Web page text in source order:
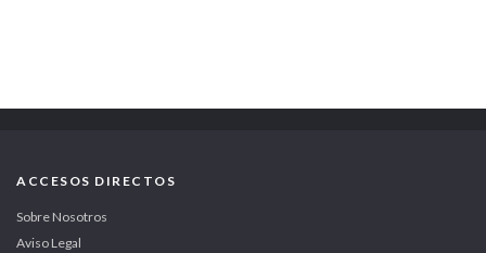
ACCESOS DIRECTOS
Sobre Nosotros
Aviso Legal